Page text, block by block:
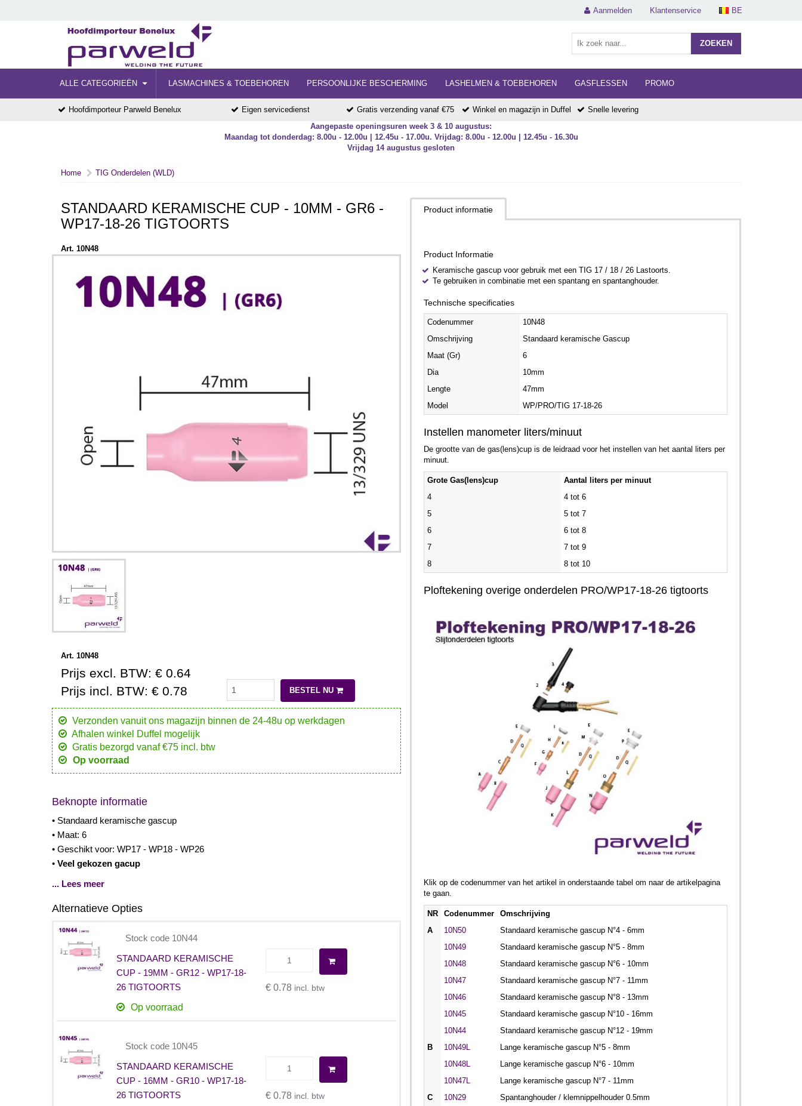
BE
Klantenservice
Aanmelden
ZOEKEN
ALLE CATEGORIEËN LASMACHINES & TOEBEHOREN PERSOONLIJKE BESCHERMING LASHELMEN & TOEBEHOREN GASFLESSEN PROMO
Hoofdimporteur Parweld Benelux Eigen servicedienst Gratis verzending vanaf €75 Winkel en magazijn in Duffel
Snelle levering
Aangepaste openingsuren week 3 & 10 augustus:
Maandag tot donderdag: 8.00u - 12.00u | 12.45u - 17.00u. Vrijdag: 8.00u - 12.00u | 12.45u - 16.30u
Vrijdag 14 augustus gesloten
Home TIG Onderdelen (WLD)
STANDAARD KERAMISCHE CUP - 10MM - GR6 -
WP17-18-26 TIGTOORTS
Art. 10N48
Art. 10N48
Prijs excl. BTW: € 0.64
Prijs incl. BTW: € 0.78
BESTEL NU
Verzonden vanuit ons magazijn binnen de 24-48u op werkdagen
Afhalen winkel Duffel mogelijk
Gratis bezorgd vanaf €75 incl. btw
Op voorraad
Beknopte informatie
• Standaard keramische gascup
• Maat: 6
• Geschikt voor: WP17 - WP18 - WP26
• Veel gekozen gacup
... Lees meer
Alternatieve Opties
Stock code 10N44
STANDAARD KERAMISCHE
CUP - 19MM - GR12 - WP17-18-
26 TIGTOORTS
Op voorraad
€ 0.78 incl. btw
Stock code 10N45
STANDAARD KERAMISCHE
CUP - 16MM - GR10 - WP17-18-
26 TIGTOORTS
€ 0.78 incl. btw
Product informatie
Product Informatie
Keramische gascup voor gebruik met een TIG 17 / 18 / 26 Lastoorts.
Te gebruiken in combinatie met een spantang en spantanghouder.
Technische specificaties
Codenummer
10N48
Omschrijving
Standaard keramische Gascup
Maat (Gr)
6
Dia
10mm
Lengte
47mm
Model
WP/PRO/TIG 17-18-26
Instellen manometer liters/minuut
De grootte van de gas(lens)cup is de leidraad voor het instellen van het aantal liters per
minuut.
Grote Gas(lens)cup
Aantal liters per minuut
4
4 tot 6
5
5 tot 7
6
6 tot 8
7
7 tot 9
8
8 tot 10
Ploftekening overige onderdelen PRO/WP17-18-26 tigtoorts
Klik op de codenummer van het artikel in onderstaande tabel om naar de artikelpagina
te gaan.
NR Codenummer
Omschrijving
A
10N50
Standaard keramische gascup N°4 - 6mm
10N49
Standaard keramische gascup N°5 - 8mm
10N48
Standaard keramische gascup N°6 - 10mm
10N47
Standaard keramische gascup N°7 - 11mm
10N46
Standaard keramische gascup N°8 - 13mm
10N45
Standaard keramische gascup N°10 - 16mm
10N44
Standaard keramische gascup N°12 - 19mm
B
10N49L
Lange keramische gascup N°5 - 8mm
10N48L
Lange keramische gascup N°6 - 10mm
10N47L
Lange keramische gascup N°7 - 11mm
C
10N29
Spantanghouder / klemnippelhouder 0.5mm